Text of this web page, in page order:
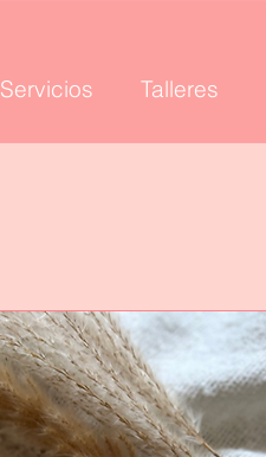
Servicios Talleres